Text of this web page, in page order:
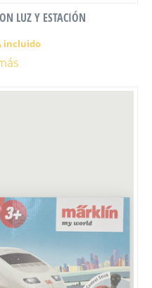
LUZ Y ESTACIÓN
incluido